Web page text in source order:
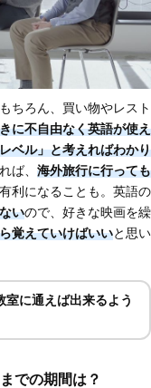
ちろん、買い物やレスト
に不自由なく英語が使え
ベル」と考えればわかり
ば、 海外旅行に行っても
利になることも。英語の
いので、好きな映画を繰
覚えていけばいいと思い
に通えば出来るよう
での期間は？